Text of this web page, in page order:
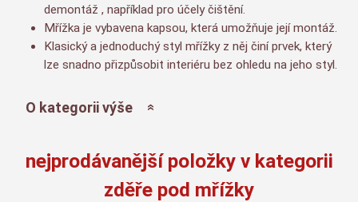
demontáž , například pro účely čištění.
Mřížka je vybavena kapsou, která umožňuje její montáž.
Klasický a jednoduchý styl mřížky z něj činí prvek, který
lze snadno přizpůsobit interiéru bez ohledu na jeho styl.
O kategorii výše
nejprodávanější položky v kategorii
zděře pod mřížky